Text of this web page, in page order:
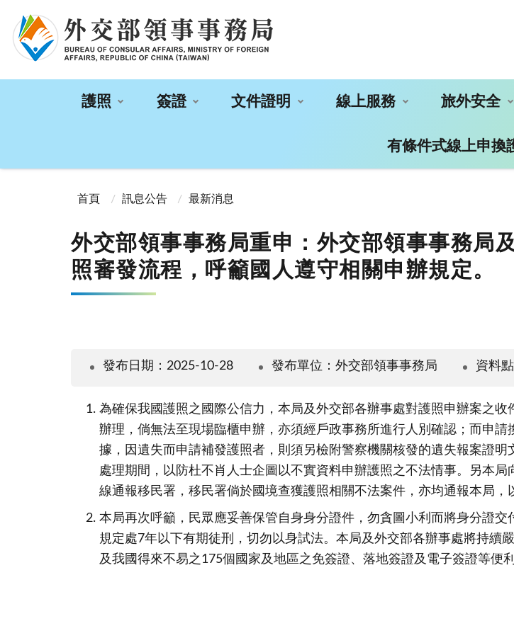
護照 簽證 文件證明 線上服務 旅外安全
有條件式線上申換
首頁
訊息公告 最新消息
外交部領事事務局重申：外交部領事事務局
照審發流程，呼籲國人遵守相關申辦規定。
發布日期：2025-10-28 發布單位：外交部領事事務局 資料
為確保我國護照之國際公信力，本局及外交部各辦事處對護照申辦案之
辦理，倘無法至現場臨櫃申辦，亦須經戶政事務所進行人別確認；而申
據，因遺失而申請補發護照者，則須另檢附警察機關核發的遺失報案證
處理期間，以防杜不肖人士企圖以不實資料申辦護照之不法情事。另本
線通報移民署，移民署倘於國境查獲護照相關不法案件，亦均通報本局，
本局再次呼籲，民眾應妥善保管自身身分證件，勿貪圖小利而將身分證
規定處7年以下有期徒刑，切勿以身試法。本局及外交部各辦事處將持續
及我國得來不易之175個國家及地區之免簽證、落地簽證及電子簽證等便